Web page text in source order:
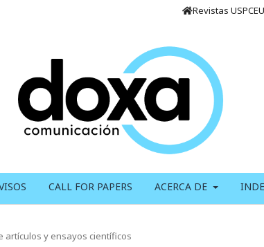
CALL FOR PAPERS ACERCA DE
Revistas USPCEU
artículos y ensayos científicos